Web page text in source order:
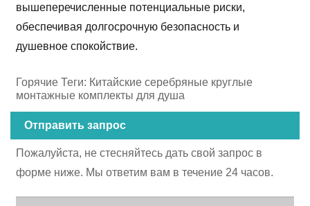
вышеперечисленные потенциальные риски,
обеспечивая долгосрочную безопасность и
душевное спокойствие.
Горячие Теги: Китайские серебряные круглые
монтажные комплекты для душа
Отправить запрос
Пожалуйста, не стесняйтесь дать свой запрос в
форме ниже. Мы ответим вам в течение 24 часов.